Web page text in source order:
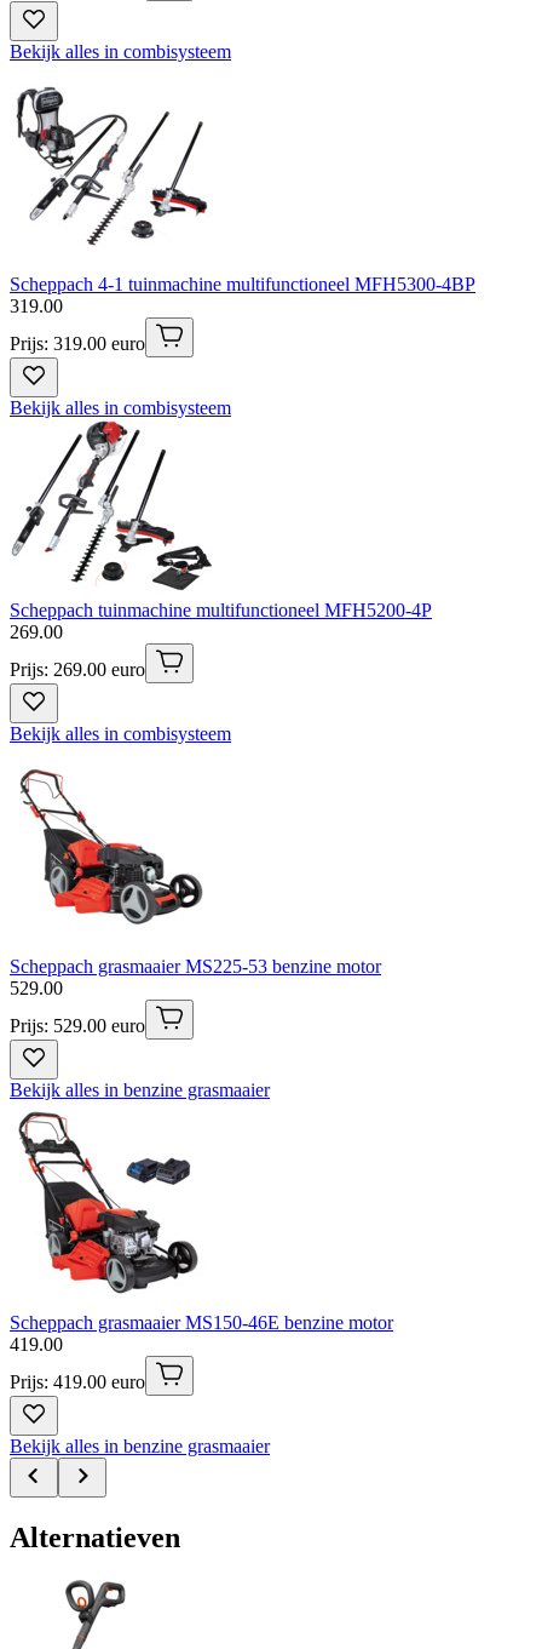
Bekijk alles in combisysteem
Scheppach 4-1 tuinmachine multifunctioneel MFH5300-4BP
319.00
Prijs: 319.00 euro
Bekijk alles in combisysteem
Scheppach tuinmachine multifunctioneel MFH5200-4P
269.00
Prijs: 269.00 euro
Bekijk alles in combisysteem
Scheppach grasmaaier MS225-53 benzine motor
529.00
Prijs: 529.00 euro
Bekijk alles in benzine grasmaaier
Scheppach grasmaaier MS150-46E benzine motor
419.00
Prijs: 419.00 euro
Bekijk alles in benzine grasmaaier
Alternatieven